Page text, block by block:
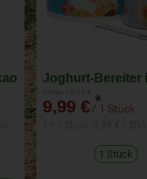
9,99 € *
/ 1 Stück
1 Stück